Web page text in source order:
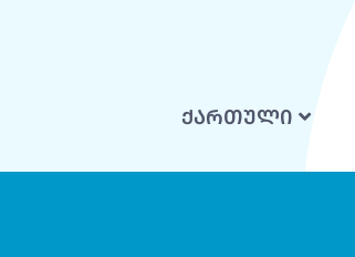
ქართული